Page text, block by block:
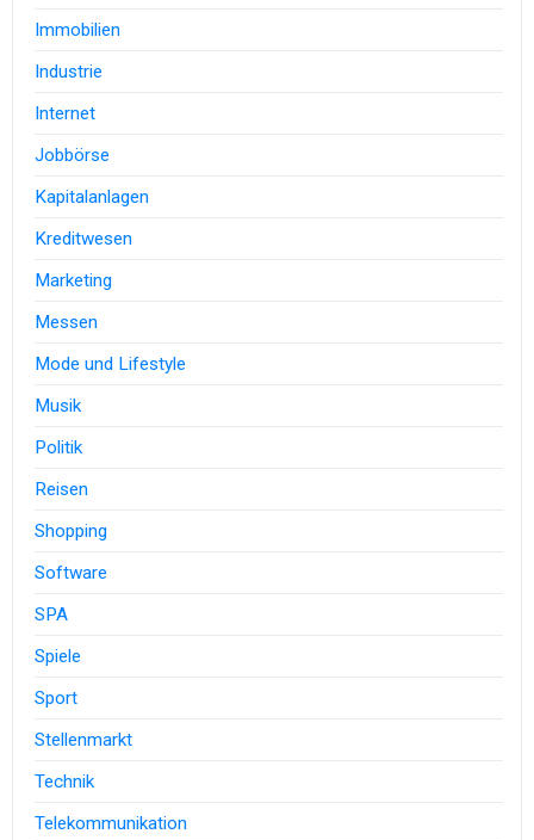
Immobilien
Industrie
Internet
Jobbörse
Kapitalanlagen
Kreditwesen
Marketing
Messen
Mode und Lifestyle
Musik
Politik
Reisen
Shopping
Software
SPA
Spiele
Sport
Stellenmarkt
Technik
Telekommunikation